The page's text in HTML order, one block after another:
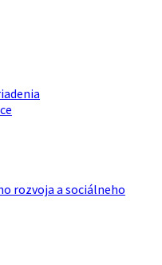
rozvoja a sociálneho